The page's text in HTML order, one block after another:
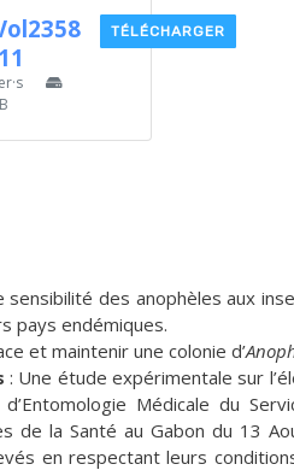
TÉLÉCHARGER
sensibilité des anophèles aux
pays endémiques.
et maintenir une colonie d’
: Une étude expérimentale sur
d’Entomologie Médicale du
de la Santé au Gabon du 13
en respectant leurs